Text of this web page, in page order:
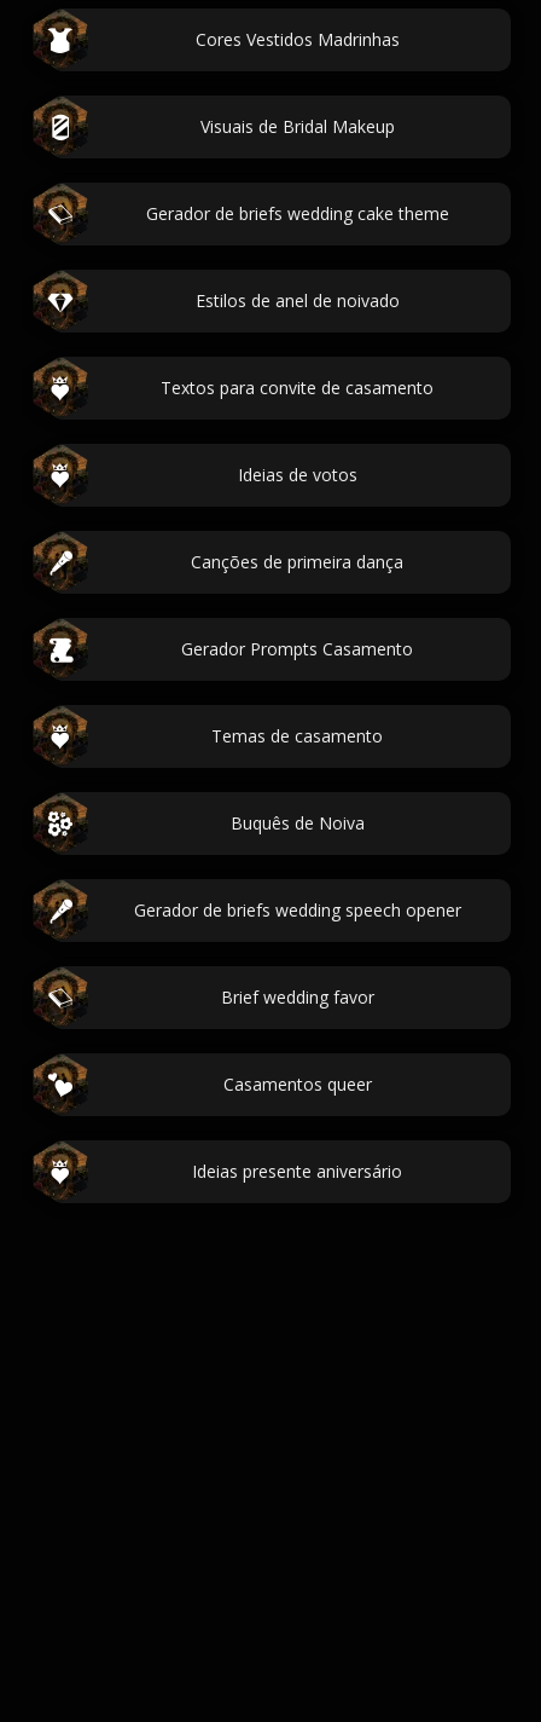
Cores Vestidos Madrinhas
Visuais de Bridal Makeup
Gerador de briefs wedding cake theme
Estilos de anel de noivado
Textos para convite de casamento
Ideias de votos
Canções de primeira dança
Gerador Prompts Casamento
Temas de casamento
Buquês de Noiva
Gerador de briefs wedding speech opener
Brief wedding favor
Casamentos queer
Ideias presente aniversário